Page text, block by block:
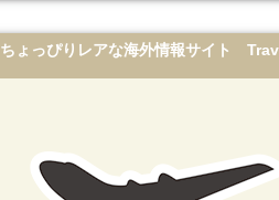
ちょっぴりレアな海外情報サイト